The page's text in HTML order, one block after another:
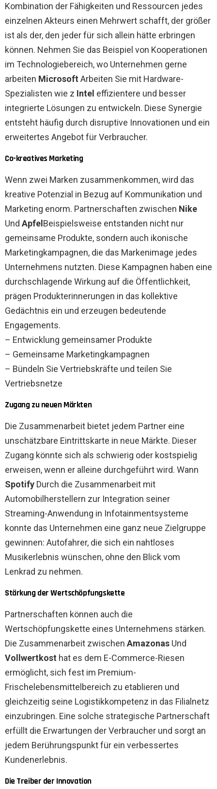
Kombination der Fähigkeiten und Ressourcen jedes
einzelnen Akteurs einen Mehrwert schafft, der größer
ist als der, den jeder für sich allein hätte erbringen
können. Nehmen Sie das Beispiel von Kooperationen
im Technologiebereich, wo Unternehmen gerne
arbeiten Microsoft Arbeiten Sie mit Hardware-
Spezialisten wie z Intel effizientere und besser
integrierte Lösungen zu entwickeln. Diese Synergie
entsteht häufig durch disruptive Innovationen und ein
erweitertes Angebot für Verbraucher.
Co-kreatives Marketing
Wenn zwei Marken zusammenkommen, wird das
kreative Potenzial in Bezug auf Kommunikation und
Marketing enorm. Partnerschaften zwischen Nike
Und ApfelBeispielsweise entstanden nicht nur
gemeinsame Produkte, sondern auch ikonische
Marketingkampagnen, die das Markenimage jedes
Unternehmens nutzten. Diese Kampagnen haben eine
durchschlagende Wirkung auf die Öffentlichkeit,
prägen Produkterinnerungen in das kollektive
Gedächtnis ein und erzeugen bedeutende
Engagements.
– Entwicklung gemeinsamer Produkte
– Gemeinsame Marketingkampagnen
– Bündeln Sie Vertriebskräfte und teilen Sie
Vertriebsnetze
Zugang zu neuen Märkten
Die Zusammenarbeit bietet jedem Partner eine
unschätzbare Eintrittskarte in neue Märkte. Dieser
Zugang könnte sich als schwierig oder kostspielig
erweisen, wenn er alleine durchgeführt wird. Wann
Spotify Durch die Zusammenarbeit mit
Automobilherstellern zur Integration seiner
Streaming-Anwendung in Infotainmentsysteme
konnte das Unternehmen eine ganz neue Zielgruppe
gewinnen: Autofahrer, die sich ein nahtloses
Musikerlebnis wünschen, ohne den Blick vom
Lenkrad zu nehmen.
Stärkung der Wertschöpfungskette
Partnerschaften können auch die
Wertschöpfungskette eines Unternehmens stärken.
Die Zusammenarbeit zwischen Amazonas Und
Vollwertkost hat es dem E-Commerce-Riesen
ermöglicht, sich fest im Premium-
Frischelebensmittelbereich zu etablieren und
gleichzeitig seine Logistikkompetenz in das Filialnetz
einzubringen. Eine solche strategische Partnerschaft
erfüllt die Erwartungen der Verbraucher und sorgt an
jedem Berührungspunkt für ein verbessertes
Kundenerlebnis.
Die Treiber der Innovation